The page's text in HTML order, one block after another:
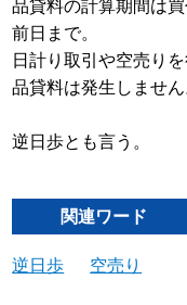
品貸料の計算期間は
前日まで。
日計り取引や空売り
品貸料は発生しません
逆日歩とも言う。
関連ワード
逆日歩 空売り